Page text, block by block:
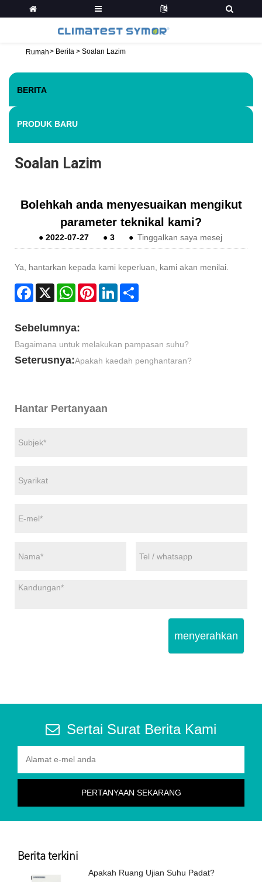
Rumah> Berita > Soalan Lazim
BERITA
PRODUK BARU
Soalan Lazim
Bolehkah anda menyesuaikan mengikut
parameter teknikal kami?
● 2022-07-27 ● 3 ● Tinggalkan saya mesej
Ya, hantarkan kepada kami keperluan, kami akan menilai.
Facebook
X WhatsAppPinterestLinkedIn
Sebelumnya:
Bagaimana untuk melakukan pampasan suhu?
Seterusnya:Apakah kaedah penghantaran?
Hantar Pertanyaan
menyerahkan
Sertai Surat Berita Kami
Berita terkini
Apakah Ruang Ujian Suhu Padat?